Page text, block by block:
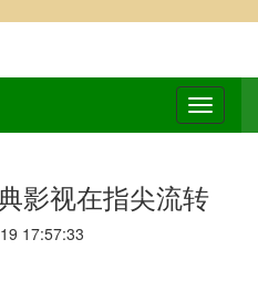
影视在指尖流转
17:57:33